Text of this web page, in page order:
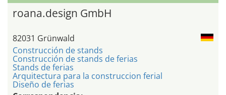
roana.design GmbH
82031 Grünwald
Construcción de stands
Construcción de stands de ferias
Stands de ferias
Arquitectura para la construccion ferial
Diseño de ferias